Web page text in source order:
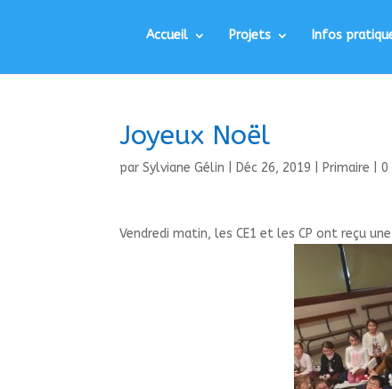
Accueil Projets Infos
Joyeux Noël
parSylviane Gélin Déc 26, 2019 Primaire |0
Vendredi matin, les CE1 et les CP ont reçu